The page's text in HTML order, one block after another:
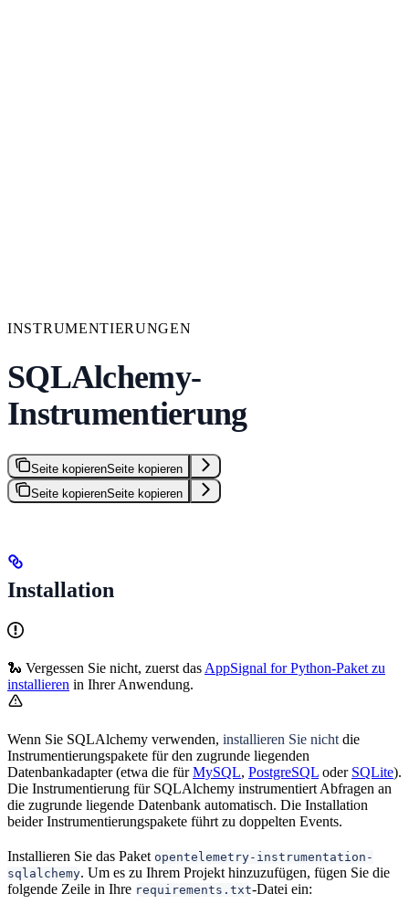
INSTRUMENTIERUNGEN
SQLAlchemy-
Instrumentierung
Seite kopierenSeite kopieren
Seite kopierenSeite kopieren
Installation
🐍 Vergessen Sie nicht, zuerst das AppSignal for Python-Paket zu
installieren in Ihrer Anwendung.
Wenn Sie SQLAlchemy verwenden, installieren Sie nicht die
Instrumentierungspakete für den zugrunde liegenden
Datenbankadapter (etwa die fürMySQL, PostgreSQL oder SQLite).
Die Instrumentierung für SQLAlchemy instrumentiert Abfragen an
die zugrunde liegende Datenbank automatisch. Die Installation
beider Instrumentierungspakete führt zu doppelten Events.
Installieren Sie das Paket opentelemetry-instrumentation-
sqlalchemy. Um es zu Ihrem Projekt hinzuzufügen, fügen Sie die
folgende Zeile in Ihre requirements.txt-Datei ein: